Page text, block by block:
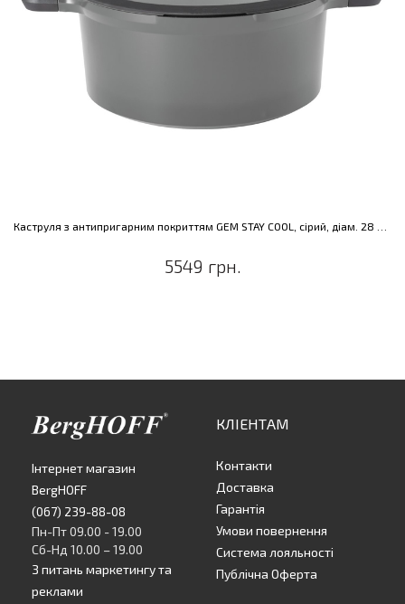
5549 грн.
Інтернет магазин
BergHOFF
(067) 239-88-08
Пн-Пт 09.00 - 19.00
Сб-Нд 10.00 – 19.00
З питань маркетингу та
реклами
КЛІЕНТАМ
Контакти
Доставка
Гарантія
Умови повернення
Система лояльності
Публічна Оферта